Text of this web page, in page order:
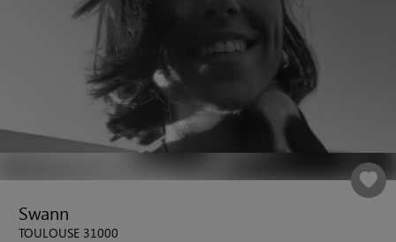
Swann
TOULOUSE 31000